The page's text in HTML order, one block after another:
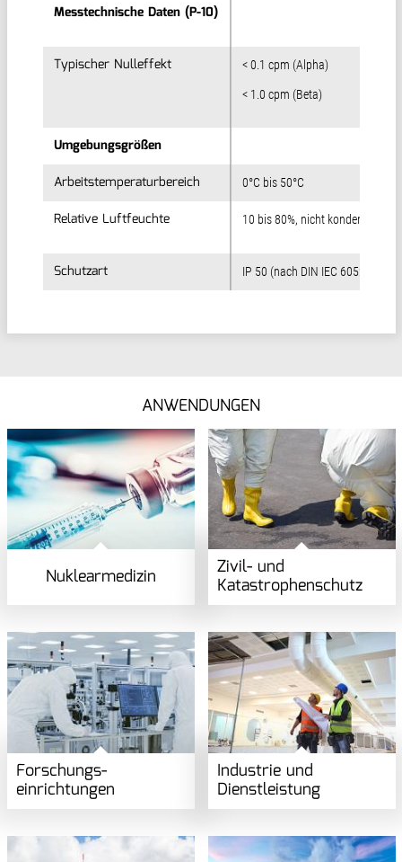
Messtechnische Daten (P-10)
Typischer Nulleffekt
Umgebungsgrößen
Arbeitstemperaturbereich
Relative Luftfeuchte
Schutzart
Messtechnische Daten (P-10)
Typischer Nulleffekt < 0.1 cpm (Alpha)
< 1.0 cpm (Beta)
Umgebungsgrößen
Arbeitstemperaturbereich
0°C bis 50°C
Relative Luftfeuchte 10 bis 80%, nicht kondensierend
Schutzart IP 50 (nach DIN IEC 60529)
ANWENDUNGEN
Nuklearmedizin Zivil- und
Katastrophen­schutz
Forschungs­
einrichtungen
Industrie und
Dienstleistung